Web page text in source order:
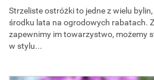
Strzeliste ostróżki to jedne z wielu
środku lata na ogrodowych rabatach.
zapewnimy im towarzystwo, możemy
w stylu...